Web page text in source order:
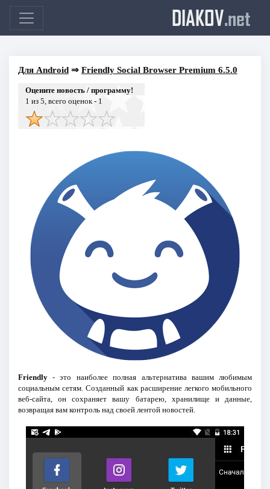
DIAKOV.net
Для Android⇒ Friendly Social Browser Premium 6.5.0
Оцените новость / программу!
1 из 5, всего оценок - 1
Friendly- это наиболее полная альтернатива вашим любимым
социальным сетям. Созданный как расширение легкого мобильного
веб-сайта, он сохраняет вашу батарею, хранилище и данные,
возвращая вам контроль над своей лентой новостей.